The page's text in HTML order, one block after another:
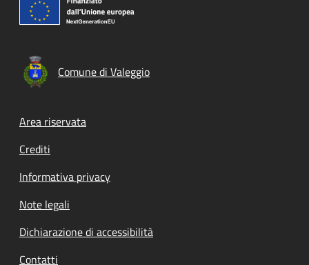
Comune di Valeggio
Footer menu
Area riservata
Crediti
Informativa privacy
Note legali
Dichiarazione di accessibilità
Contatti